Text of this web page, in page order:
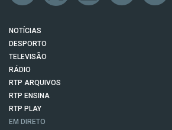
NOTÍCIAS
DESPORTO
TELEVISÃO
RÁDIO
RTP ARQUIVOS
RTP ENSINA
RTP PLAY
EM DIRETO